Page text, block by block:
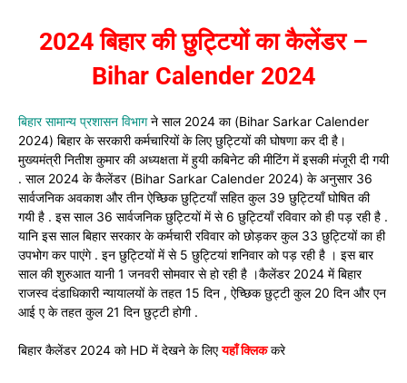
2024 बिहार की छुट्टियों का कैलेंडर –
Bihar Calender 2024
बिहार सामान्य प्रशासन विभागने साल 2024 का (Bihar Sarkar Calender
2024) बिहार के सरकारी कर्मचारियों के लिए छुट्टियों की घोषणा कर दी है।
मुख्यमंत्री नितीश कुमार की अध्यक्षता में हुयी कबिनेट की मीटिंग में इसकी मंजूरी दी गयी
. साल 2024 के कैलेंडर (Bihar Sarkar Calender 2024) के अनुसार 36
सार्वजनिक अवकाश और तीन ऐच्छिक छुट्टियाँ सहित कुल 39 छुट्टियाँ घोषित की
गयी है . इस साल 36 सार्वजनिक छुट्टियों में से 6 छुट्टियाँ रविवार को ही पड़ रही है .
यानि इस साल बिहार सरकार के कर्मचारी रविवार को छोड़कर कुल 33 छुट्टियों का ही
उपभोग कर पाएंगे . इन छुट्टियों में से 5 छुट्टियां शनिवार को पड़ रही है । इस बार
साल की शुरुआत यानी 1 जनवरी सोमवार से हो रही है ।कैलेंडर 2024 में बिहार
राजस्व दंडाधिकारी न्यायालयों के तहत 15 दिन , ऐच्छिक छुट्टी कुल 20 दिन और एन
आई ए के तहत कुल 21 दिन छुट्टी होगी .
बिहार कैलेंडर 2024 को HD में देखने के लिएयहाँ क्लिककरे